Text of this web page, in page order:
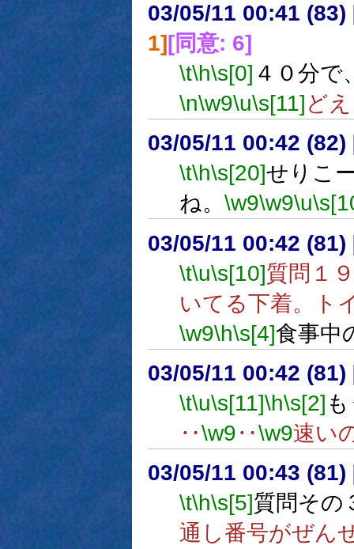
03/05/11 00:41 (83)
1][同意: 6]
\t\h\s[0] ４０分で
\n\w9\u\s[11]ど
03/05/11 00:42 (82)
\t\h\s[20]せりこ
ね。 \w9\w9\u
03/05/11 00:42 (81)
\t\u\s[10]質問１
いてる下着。ト
\w9\h\s[4]食事中
03/05/11 00:42 (81)
\t\u\s[11]\h\s[2]
‥\w9‥\w9速い
03/05/11 00:43 (81)
\t\h\s[5]質問その
通し番号がぜん